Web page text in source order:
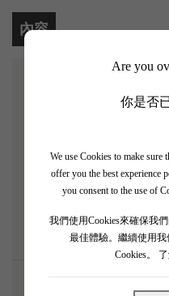
Are you
你是否
We use Cookies to make sure
offer you the best experience
you consent to the use of
我們使用Cookies來確保我
最佳體驗。繼續使用
Cookies。
內容
熟，一開即飲好舒服。
柔順，單寧已經完全融
夠晒優雅細膩，經典聖